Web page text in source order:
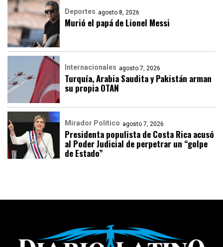
Deportes agosto 8, 2026
Murió el papá de Lionel Messi
Internacionales agosto 7, 2026
Turquía, Arabia Saudita y Pakistán arman
su propia OTAN
Mirador Político agosto 7, 2026
Presidenta populista de Costa Rica acusó
al Poder Judicial de perpetrar un “golpe
de Estado”